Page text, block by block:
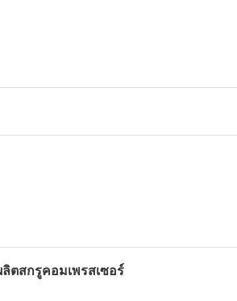
ตสกรูคอมเพรสเซอร์